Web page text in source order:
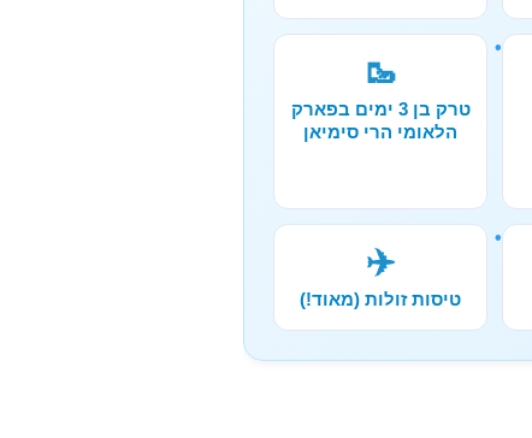
🥾
טרק בן 3 ימים בפארק
הלאומי הרי סימיאן
✈️
טיסות זולות (מאוד!)